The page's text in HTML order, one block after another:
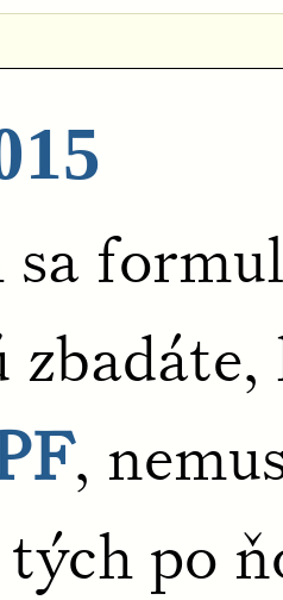
sa
,
po